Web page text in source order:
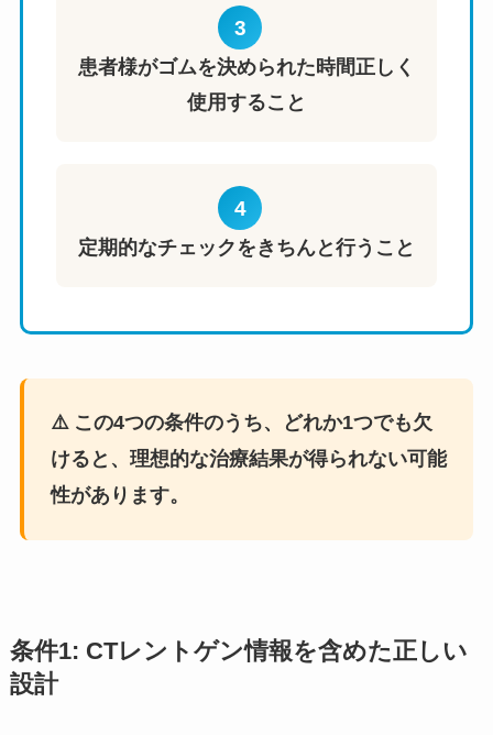
3
患者様がゴムを決められた時間正しく
使用すること
4
定期的なチェックをきちんと行うこと
⚠️ この4つの条件のうち、どれか1つでも欠
けると、理想的な治療結果が得られない可能
性があります。
条件1: CTレントゲン情報を含めた正しい
設計